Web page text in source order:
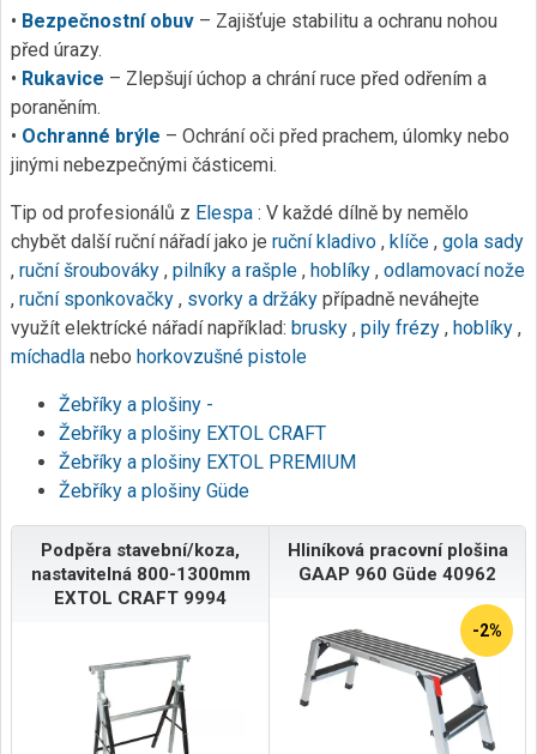
• Bezpečnostní obuv – Zajišťuje stabilitu a ochranu nohou
před úrazy.
• Rukavice – Zlepšují úchop a chrání ruce před odřením a
poraněním.
• Ochranné brýle – Ochrání oči před prachem, úlomky nebo
jinými nebezpečnými částicemi.
Tip od profesionálů z Elespa : V každé dílně by nemělo
chybět další ruční nářadí jako je ruční kladivo , klíče , gola sady
, ruční šroubováky , pilníky a rašple , hoblíky , odlamovací nože
, ruční sponkovačky , svorky a držáky případně neváhejte
využít elektrícké nářadí například: brusky , pily frézy , hoblíky ,
míchadla nebo horkovzušné pistole
Žebříky a plošiny -
Žebříky a plošiny EXTOL CRAFT
Žebříky a plošiny EXTOL PREMIUM
Žebříky a plošiny Güde
Podpěra stavební/koza,
nastavitelná 800-1300mm
EXTOL CRAFT 9994
Hliníková pracovní plošina
GAAP 960 Güde 40962
-2%